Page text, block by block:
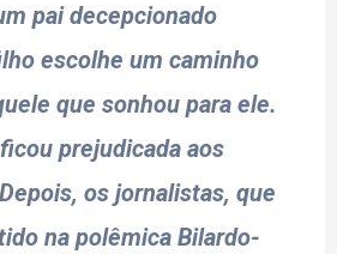
pai decepcionado
escolhe um caminho
que sonhou para ele.
prejudicada aos
os jornalistas, que
na polêmica Bilardo-